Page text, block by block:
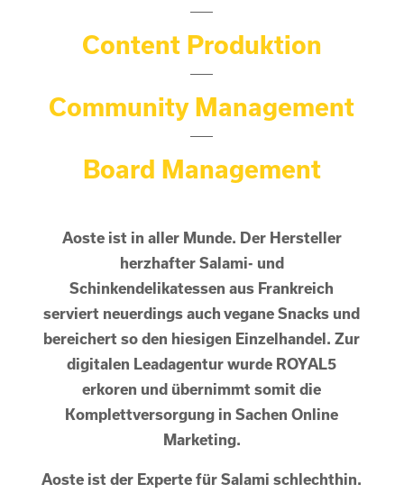
Content Produktion
Community Management
Board Management
Aoste ist in aller Munde. Der Hersteller
herzhafter Salami- und
Schinkendelikatessen aus Frankreich
serviert neuerdings auch vegane Snacks und
bereichert so den hiesigen Einzelhandel. Zur
digitalen Leadagentur wurde ROYAL5
erkoren und übernimmt somit die
Komplettversorgung in Sachen Online
Marketing.
Aoste ist der Experte für Salami schlechthin.